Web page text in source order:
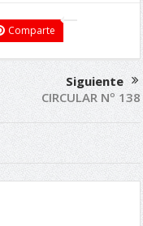
Comparte
Siguiente
CIRCULAR Nº 138